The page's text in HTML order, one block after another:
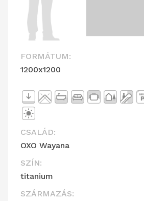
FORMÁTUM:
1200x1200
CSALÁD:
OXO Wayana
SZÍN:
titanium
SZÁRMAZÁS: